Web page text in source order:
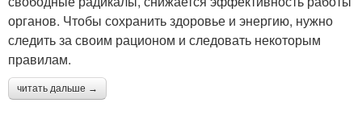
органов. Чтобы сохранить здоровье и энергию, нужно
следить за своим рационом и следовать некоторым
правилам.
читать дальше →